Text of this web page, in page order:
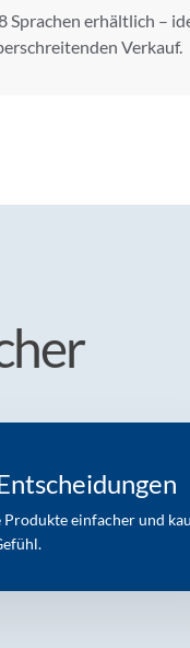
Sprachen erhältlich –
Verkauf.
Produkte einfacher und